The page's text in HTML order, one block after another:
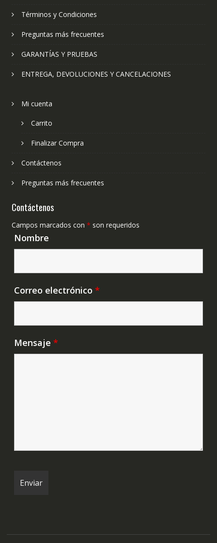
Términos y Condiciones
Preguntas más frecuentes
GARANTÍAS Y PRUEBAS
ENTREGA, DEVOLUCIONES Y CANCELACIONES
Mi cuenta
Carrito
Finalizar Compra
Contáctenos
Preguntas más frecuentes
Contáctenos
Campos marcados con * son requeridos
Nombre
Correo electrónico *
Mensaje *